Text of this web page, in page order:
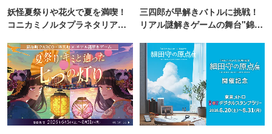
妖怪夏祭りや花火で夏を満喫！
コニカミノルタプラネタリア
三四郎が早解きバトルに挑戦！
リアル謎解きゲームの舞台"錦糸